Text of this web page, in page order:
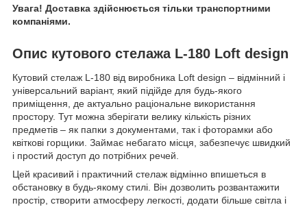
Увага! Доставка здійснюється тільки транспортними
компаніями.
Опис кутового стелажа L-180 Loft design
Кутовий стелаж L-180 від виробника Loft design – відмінний і
універсальний варіант, який підійде для будь-якого
приміщення, де актуально раціональне використання
простору. Тут можна зберігати велику кількість різних
предметів – як папки з документами, так і фоторамки або
квіткові горщики. Займає небагато місця, забезпечує швидкий
і простий доступ до потрібних речей.
Цей красивий і практичний стелаж відмінно впишеться в
обстановку в будь-якому стилі. Він дозволить розвантажити
простір, створити атмосферу легкості, додати більше світла і